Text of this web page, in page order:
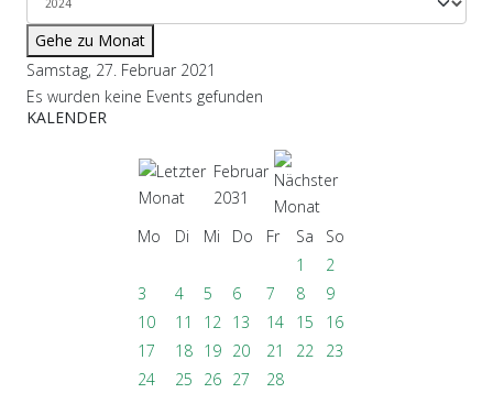
Gehe zu Monat
Samstag, 27. Februar 2021
Es wurden keine Events gefunden
KALENDER
Februar
2031
Mo
Di Mi Do Fr Sa
So
1
2
3
4 5 6 7 8
9
10
11 12 13 14 15
16
17
18 19 20 21 22
23
24
25 26 27 28